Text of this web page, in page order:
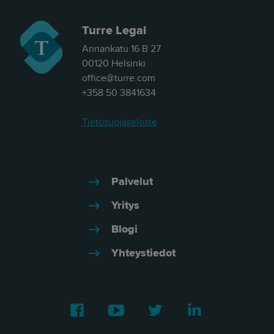
Turre Legal
Annankatu 16 B 27
00120 Helsinki
office@turre.com
+358 50 3841634
Tietosuojaseloste
Palvelut
Yritys
Blogi
Yhteystiedot
Facebook Youtube Twitter
- Herkko Hietanen